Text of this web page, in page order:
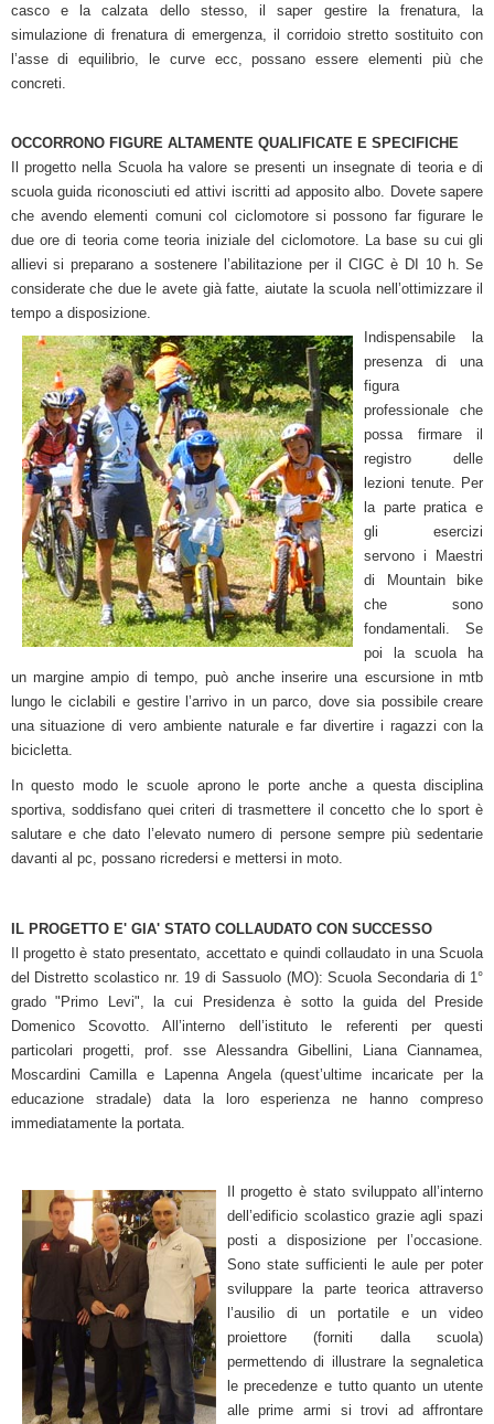
casco e la calzata dello stesso, il saper gestire la frenatura, la
simulazione di frenatura di emergenza, il corridoio stretto sostituito con
l’asse di equilibrio, le curve ecc, possano essere elementi più che
concreti.
OCCORRONO FIGURE ALTAMENTE QUALIFICATE E SPECIFICHE
Il progetto nella Scuola ha valore se presenti un insegnate di teoria e di
scuola guida riconosciuti ed attivi iscritti ad apposito albo. Dovete sapere
che avendo elementi comuni col ciclomotore si possono far figurare le
due ore di teoria come teoria iniziale del ciclomotore. La base su cui gli
allievi si preparano a sostenere l’abilitazione per il CIGC è DI 10 h. Se
considerate che due le avete già fatte, aiutate la scuola nell’ottimizzare il
tempo a disposizione.
Indispensabile la
presenza di una
figura
professionale che
possa firmare il
registro delle
lezioni tenute. Per
la parte pratica e
gli esercizi
servono i Maestri
di Mountain bike
che sono
fondamentali. Se
poi la scuola ha
un margine ampio di tempo, può anche inserire una escursione in mtb
lungo le ciclabili e gestire l’arrivo in un parco, dove sia possibile creare
una situazione di vero ambiente naturale e far divertire i ragazzi con la
bicicletta.
In questo modo le scuole aprono le porte anche a questa disciplina
sportiva, soddisfano quei criteri di trasmettere il concetto che lo sport è
salutare e che dato l’elevato numero di persone sempre più sedentarie
davanti al pc, possano ricredersi e mettersi in moto.
IL PROGETTO E' GIA' STATO COLLAUDATO CON SUCCESSO
Il progetto è stato presentato, accettato e quindi collaudato in una Scuola
del Distretto scolastico nr. 19 di Sassuolo (MO): Scuola Secondaria di 1°
grado "Primo Levi", la cui Presidenza è sotto la guida del Preside
Domenico Scovotto. All’interno dell’istituto le referenti per questi
particolari progetti, prof. sse Alessandra Gibellini, Liana Ciannamea,
Moscardini Camilla e Lapenna Angela (quest’ultime incaricate per la
educazione stradale) data la loro esperienza ne hanno compreso
immediatamente la portata.
Il progetto è stato sviluppato all’interno
dell’edificio scolastico grazie agli spazi
posti a disposizione per l’occasione.
Sono state sufficienti le aule per poter
sviluppare la parte teorica attraverso
l’ausilio di un portatile e un video
proiettore (forniti dalla scuola)
permettendo di illustrare la segnaletica
le precedenze e tutto quanto un utente
alle prime armi si trovi ad affrontare